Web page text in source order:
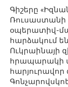
Գիշերը
Ռուսաստանի
օպերատիվ-
հարձակում
Ուկրաինայի
հրապարակի